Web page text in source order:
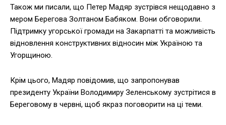
Також ми писали, що Петер Мадяр зустрівся нещодавно з
мером Берегова Золтаном Бабяком. Вони обговорили.
Підтримку угорської громади на Закарпатті та можливість
відновлення конструктивних відносин між Україною та
Угорщиною.
Крім цього, Мадяр повідомив, що запропонував
президенту України Володимиру Зеленському зустрітися в
Береговому в червні, щоб якраз поговорити на ці теми.